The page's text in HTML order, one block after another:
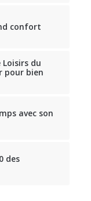
confort
Loisirs du
pour bien
avec son
des